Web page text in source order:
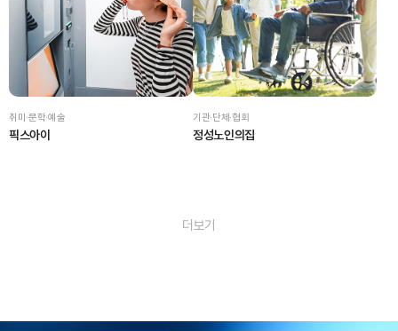
취미·문학·예술
픽스아이
기관·단체·협회
정성노인의집
더보기